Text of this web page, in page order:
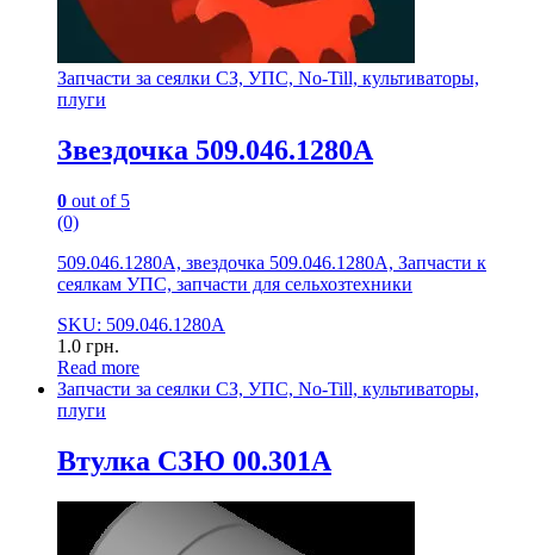
Запчасти за сеялки СЗ, УПС, No-Till, культиваторы,
плуги
Звездочка 509.046.1280А
0 out of 5
(0)
509.046.1280А, звездочка 509.046.1280А, Запчасти к
сеялкам УПС, запчасти для сельхозтехники
SKU: 509.046.1280А
1.0 грн.
Read more
Запчасти за сеялки СЗ, УПС, No-Till, культиваторы,
плуги
Втулка СЗЮ 00.301А